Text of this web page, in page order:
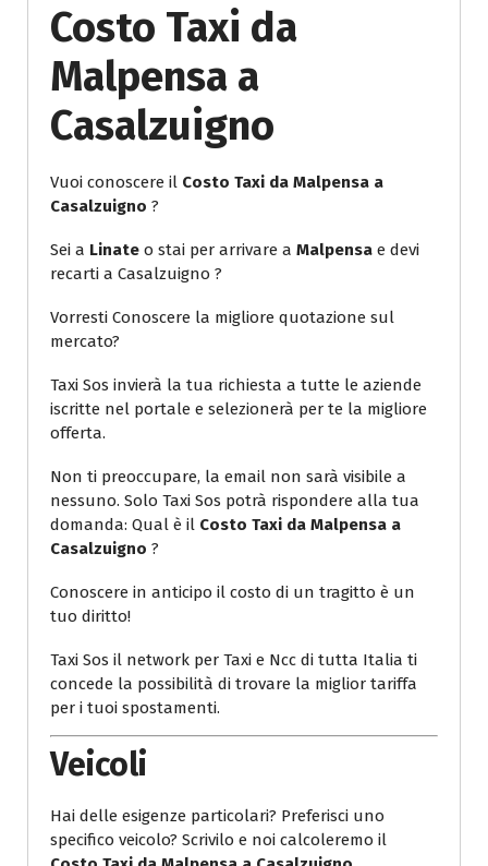
Costo Taxi da
Malpensa a
Casalzuigno
Vuoi conoscere il Costo Taxi da Malpensa a
Casalzuigno ?
Sei a Linate o stai per arrivare a Malpensa e devi
recarti a Casalzuigno ?
Vorresti Conoscere la migliore quotazione sul
mercato?
Taxi Sos invierà la tua richiesta a tutte le aziende
iscritte nel portale e selezionerà per te la migliore
offerta.
Non ti preoccupare, la email non sarà visibile a
nessuno. Solo Taxi Sos potrà rispondere alla tua
domanda: Qual è il Costo Taxi da Malpensa a
Casalzuigno ?
Conoscere in anticipo il costo di un tragitto è un
tuo diritto!
Taxi Sos il network per Taxi e Ncc di tutta Italia ti
concede la possibilità di trovare la miglior tariffa
per i tuoi spostamenti.
Veicoli
Hai delle esigenze particolari? Preferisci uno
specifico veicolo? Scrivilo e noi calcoleremo il